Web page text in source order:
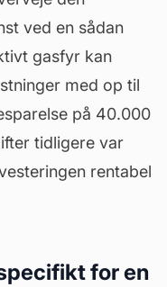
ved en sådan
gasfyr kan
med op til
på 40.000
tidligere var
rentabel
for en